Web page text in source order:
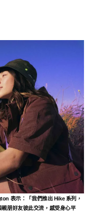
表示：「我們推出 Hike 系列，
朋好友彼此交流，感受身心平